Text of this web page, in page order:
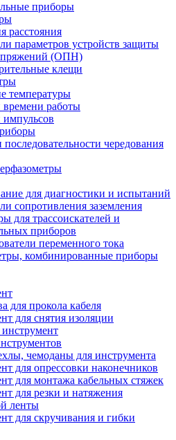
приборы
расстояния
параметров устройств защиты
(ОПН)
клещи
температуры
времени работы
последовательности чередования
для диагностики и испытаний
сопротивления заземления
для трассоискателей и
приборов
переменного тока
комбинированные приборы
для прокола кабеля
для снятия изоляции
чемоданы для инструмента
для опрессовки наконечников
для монтажа кабельных стяжек
для резки и натяжения
ленты
для скручивания и гибки